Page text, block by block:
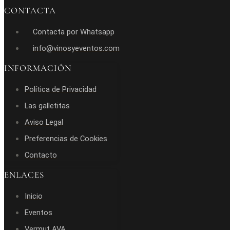
CONTACTA
Contacta por Whatsapp
info@vinosyeventos.com
INFORMACIÓN
Política de Privacidad
Las galletitas
Aviso Legal
Preferencias de Cookies
Contacto
ENLACES
Inicio
Eventos